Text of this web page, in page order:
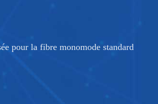
pour la fibre monomode standard